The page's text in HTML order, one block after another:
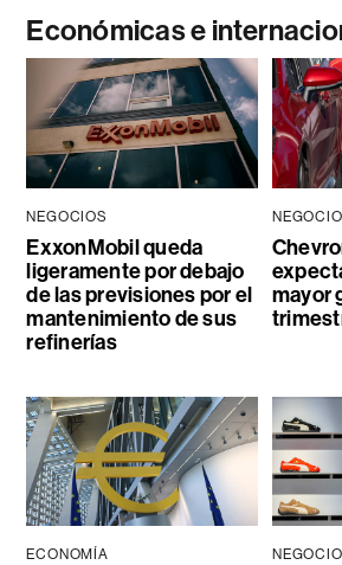
Económicas e
NEGOCIOS
ExxonMobil queda
ligeramente por debajo
de las previsiones por el
mantenimiento de sus
refinerías
mayor
ECONOMÍA